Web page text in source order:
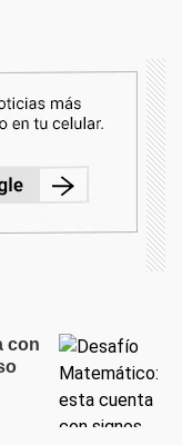
con